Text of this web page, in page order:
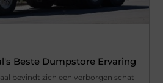
Beste Dumpstore Ervaring
bevindt zich een verborgen schat